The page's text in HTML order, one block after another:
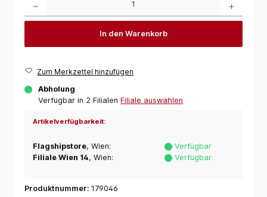
In den Warenkorb
Zum Merkzettel hinzufügen
Abholung
Verfügbar in 2 Filialen Filiale auswählen
Artikelverfügbarkeit:
Flagshipstore, Wien:
Verfügbar
Filiale Wien 14, Wien: Verfügbar
Produktnummer: 179046